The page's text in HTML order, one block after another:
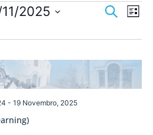
de
e
Pesquisar
de
Lista
2025
- 19 Novembro, 2025